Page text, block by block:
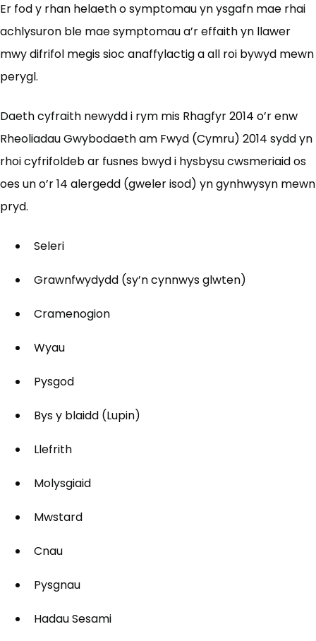
Er fod y rhan helaeth o symptomau yn ysgafn mae rhai
achlysuron ble mae symptomau a’r effaith yn llawer
mwy difrifol megis sioc anaffylactig a all roi bywyd mewn
perygl.
Daeth cyfraith newydd i rym mis Rhagfyr 2014 o’r enw
Rheoliadau Gwybodaeth am Fwyd (Cymru) 2014 sydd yn
rhoi cyfrifoldeb ar fusnes bwyd i hysbysu cwsmeriaid os
oes un o’r 14 alergedd (gweler isod) yn gynhwysyn mewn
pryd.
Seleri
Grawnfwydydd (sy’n cynnwys glwten)
Cramenogion
Wyau
Pysgod
Bys y blaidd (Lupin)
Llefrith
Molysgiaid
Mwstard
Cnau
Pysgnau
Hadau Sesami